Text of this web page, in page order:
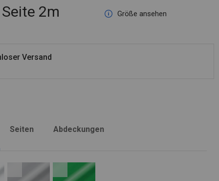
2m
Größe ansehen
Versand
Seiten Abdeckungen